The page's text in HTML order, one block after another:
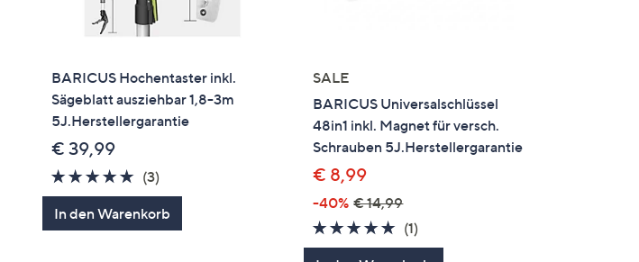
BARICUS Hochentaster inkl.
Sägeblatt ausziehbar 1,8-3m
5J.Herstellergarantie
€ 39,99
5.0
von
5
(3)
Bewertungen
In den Warenkorb
SALE
BARICUS Universalschlüssel
48in1 inkl. Magnet für versch.
Schrauben 5J.Herstellergarantie
€ 8,99
-40% € 14,99
5.0
von
(1)
Bewertungen